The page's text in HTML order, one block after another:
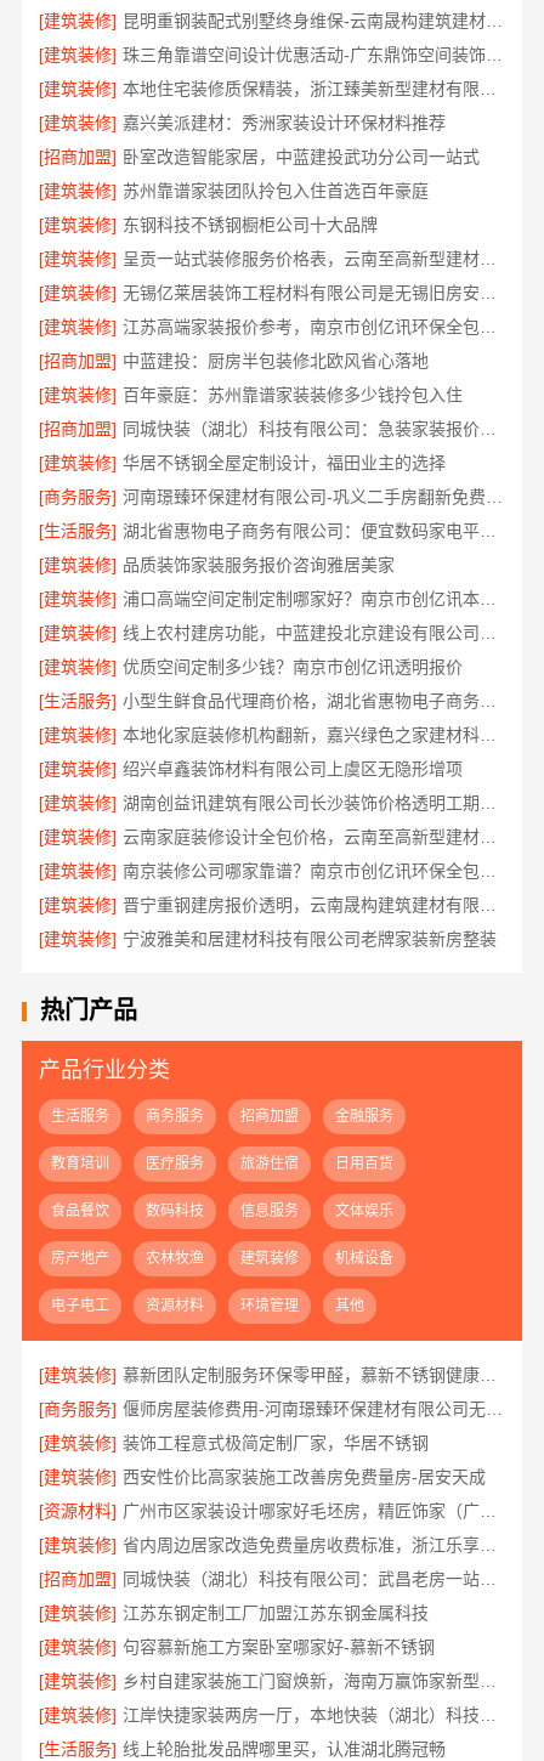
[建筑装修]
昆明重钢装配式别墅终身维保-云南晟构建筑建材有限公司
[建筑装修]
珠三角靠谱空间设计优惠活动-广东鼎饰空间装饰工程有限公司
[建筑装修]
[建筑装修] 嘉兴美派建材：秀洲家装设计环保材料推荐
[招商加盟] 卧室改造智能家居，中蓝建投武功分公司一站式
[建筑装修] 苏州靠谱家装团队拎包入住首选百年豪庭
[建筑装修] 东钢科技不锈钢橱柜公司十大品牌
[建筑装修]
呈贡一站式装修服务价格表，云南至高新型建材有限公司
[建筑装修]
[建筑装修]
[招商加盟] 中蓝建投：厨房半包装修北欧风省心落地
[建筑装修] 百年豪庭：苏州靠谱家装装修多少钱拎包入住
[招商加盟]
同城快装（湖北）科技有限公司：急装家装报价省心，透明无套路
[建筑装修] 华居不锈钢全屋定制设计，福田业主的选择
[商务服务]
[生活服务]
湖北省惠物电子商务有限公司：便宜数码家电平台好不好？
[建筑装修] 品质装饰家装服务报价咨询雅居美家
[建筑装修]
浦口高端空间定制定制哪家好？南京市创亿讯本地优选
[建筑装修]
[建筑装修] 优质空间定制多少钱？南京市创亿讯透明报价
[生活服务]
小型生鲜食品代理商价格，湖北省惠物电子商务有限公司解答
[建筑装修]
本地化家庭装修机构翻新，嘉兴绿色之家建材科技有限公司焕新家园
[建筑装修] 绍兴卓鑫装饰材料有限公司上虞区无隐形增项
[建筑装修]
[建筑装修]
云南家庭装修设计全包价格，云南至高新型建材有限公司高性价比
[建筑装修]
[建筑装修]
[建筑装修] 宁波雅美和居建材科技有限公司老牌家装新房整装
热门产品
产品行业分类
生活服务 商务服务 招商加盟 金融服务
教育培训 医疗服务 旅游住宿 日用百货
食品餐饮 数码科技 信息服务 文体娱乐
房产地产 农林牧渔 建筑装修 机械设备
电子电工 资源材料 环境管理 其他
[建筑装修]
慕新团队定制服务环保零甲醛，慕新不锈钢健康居家首选
[商务服务]
偃师房屋装修费用-河南璟臻环保建材有限公司无隐形消费
[建筑装修] 装饰工程意式极简定制厂家，华居不锈钢
[建筑装修] 西安性价比高家装施工改善房免费量房-居安天成
[资源材料]
广州市区家装设计哪家好毛坯房，精匠饰家（广州）家居建材有限公司全铝定制
[建筑装修]
省内周边居家改造免费量房收费标准，浙江乐享新材料有限公司
[招商加盟]
同城快装（湖北）科技有限公司：武昌老房一站式装修北欧风靠谱
[建筑装修] 江苏东钢定制工厂加盟江苏东钢金属科技
[建筑装修] 句容慕新施工方案卧室哪家好-慕新不锈钢
[建筑装修]
[建筑装修]
[生活服务] 线上轮胎批发品牌哪里买，认准湖北腾冠畅